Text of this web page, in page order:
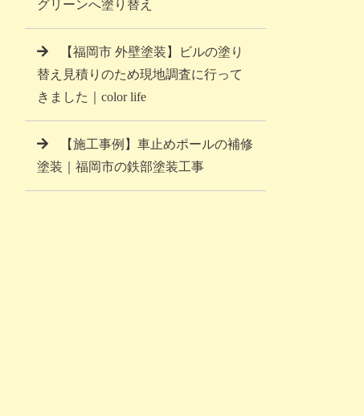
グリーンへ塗り替え
【福岡市 外壁塗装】ビルの塗り
替え見積りのため現地調査に行って
きました｜color life
【施工事例】車止めポールの補修
塗装｜福岡市の鉄部塗装工事